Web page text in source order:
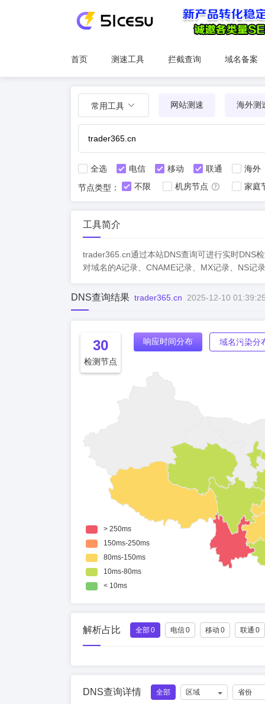
首页 测速工具 拦截查询 域名备案
常用工具 网站测速 海外测
全选 电信 移动 联通
海外
节点类型：
不限 机房节点 家庭
工具简介
trader365.cn通过本站DNS查询可进行实时DNS
对域名的A记录、CNAME记录、MX记录、NS记
DNS查询结果 trader365.cn 2025-12-10
30
检测节点
响应时间分布 域名污染分
解析占比 全部0 电信0 移动 0 联通 0
DNS查询详情 全部 区域 省份